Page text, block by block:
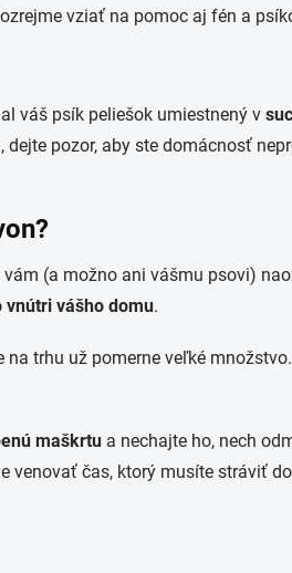
vziať na pomoc aj fén a
váš psík peliešok umiestnený v
pozor, aby ste domácnosť
(a možno ani vášmu psovi)
vnútri vášho domu.
na trhu už pomerne veľké
maškrtu a nechajte ho, nech
čas, ktorý musíte stráviť